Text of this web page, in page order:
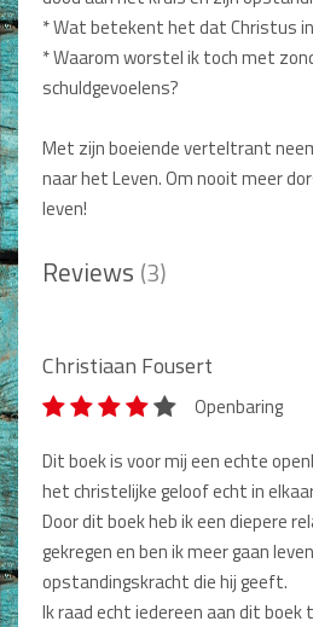
Kerk en Israël
Gemeenteleven en Leiderschap
Pastoraat
Romans en Verhalen
Non-Fictie
Alle producten
Koopjes
De Barbaar-boeken
Bestellen en retourneren
Sprekers
Challenge Liefdevol
* Wat betekent het dat Christus
* Waarom worstel ik toch met
schuldgevoelens?
Met zijn boeiende verteltrant
naar het Leven. Om nooit meer
leven!
Reviews (3)
Titel review*
Christiaan Fousert
Openbaring
Dit boek is voor mij een echte
het christelijke geloof echt in
Door dit boek heb ik een diepere
gekregen en ben ik meer gaan
opstandingskracht die hij geeft.
Ik raad echt iedereen aan dit boek